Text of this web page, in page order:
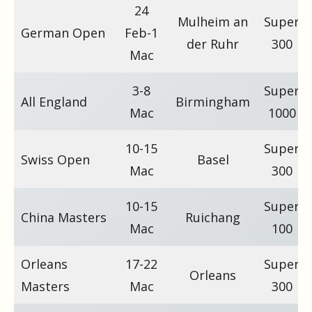
German Open
24
Feb-1
Mac
Mulheim an
der Ruhr
Super
300
All England
3-8
Mac
Birmingham
Super
1000
Swiss Open
10-15
Mac
Basel
Super
300
China Masters
10-15
Mac
Ruichang
Super
100
Orleans
Masters
17-22
Mac
Orleans
Super
300